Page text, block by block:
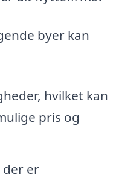
byer kan
hvilket kan
pris og
der er